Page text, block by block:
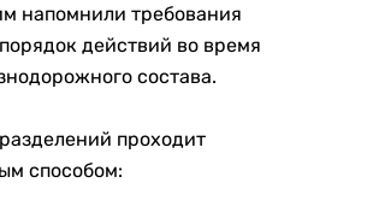
напомнили требования
действий во время
состава.
проходит
способом: